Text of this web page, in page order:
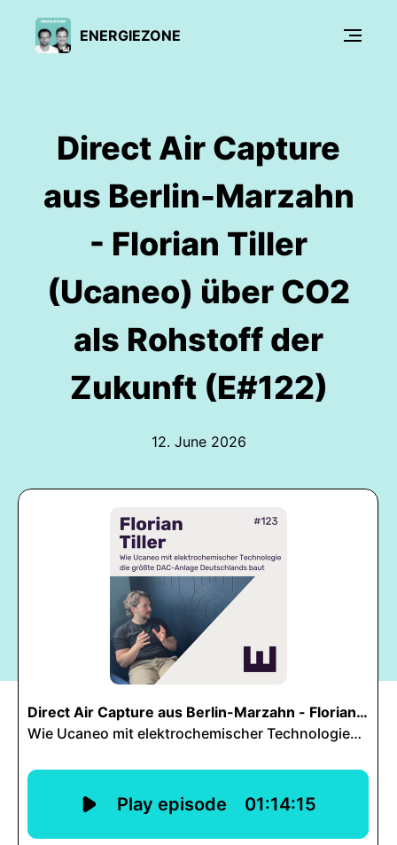
ENERGIEZONE
Direct Air Capture
aus Berlin-Marzahn
- Florian Tiller
(Ucaneo) über CO2
als Rohstoff der
Zukunft (E#122)
12. June 2026